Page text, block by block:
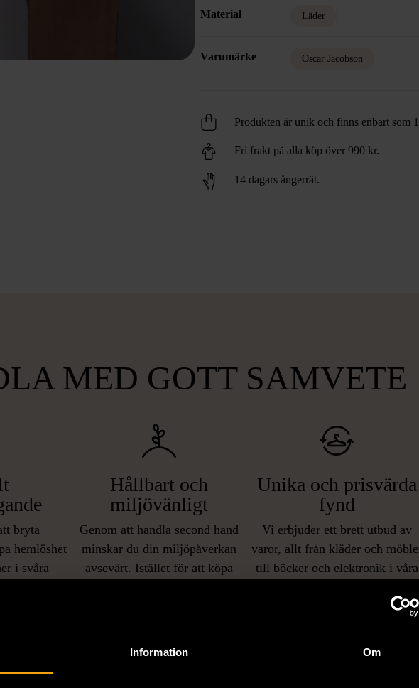
Information Om
Material Läder
Varumärke Oscar Jacobson
Produkten är unik och finns enbart som
Fri frakt på alla köp över 990 kr.
14 dagars ångerrät.
MED GOTT SAMVETE
bryta
hemlöshet
i svåra
Hållbart och
miljövänligt
Genom att handla second hand
minskar du din miljöpåverkan
avsevärt. Istället för att köpa
Unika och prisvärda
fynd
Vi erbjuder ett brett utbud av
varor, allt från kläder och
till böcker och elektronik i våra
unika och originella föremål
PRODUKTER
Hitta produkter som påminner om denna